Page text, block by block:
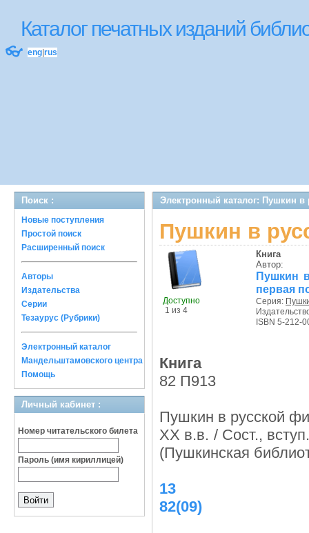
Каталог печатных изданий
👓 eng rus
Поиск :
Новые поступления
Простой поиск
Расширенный поиск
Авторы
Издательства
Серии
Тезаурус (Рубрики)
Электронный каталог
Мандельштамовского центра
Помощь
Личный кабинет :
Номер читательского билета
Пароль (имя кириллицей)
Электронный каталог: Пушкин
Пушкин в
Доступно
1 из 4
Книга
Автор:
Пушкин
первая
Серия:
ISBN 5-212-
Книга
82 П913
Пушкин в русской
ХХ в.в. / Сост.,
(Пушкинская
13
82(09)